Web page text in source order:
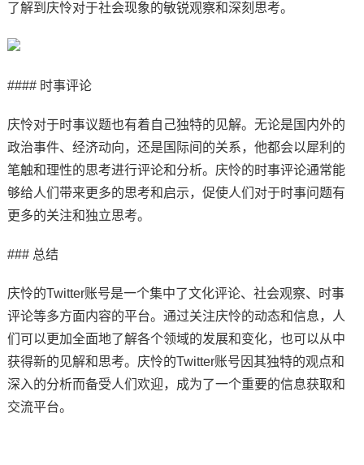
了解到庆怜对于社会现象的敏锐观察和深刻思考。
#### 时事评论
庆怜对于时事议题也有着自己独特的见解。无论是国内外的
政治事件、经济动向，还是国际间的关系，他都会以犀利的
笔触和理性的思考进行评论和分析。庆怜的时事评论通常能
够给人们带来更多的思考和启示，促使人们对于时事问题有
更多的关注和独立思考。
### 总结
庆怜的Twitter账号是一个集中了文化评论、社会观察、时事
评论等多方面内容的平台。通过关注庆怜的动态和信息，人
们可以更加全面地了解各个领域的发展和变化，也可以从中
获得新的见解和思考。庆怜的Twitter账号因其独特的观点和
深入的分析而备受人们欢迎，成为了一个重要的信息获取和
交流平台。